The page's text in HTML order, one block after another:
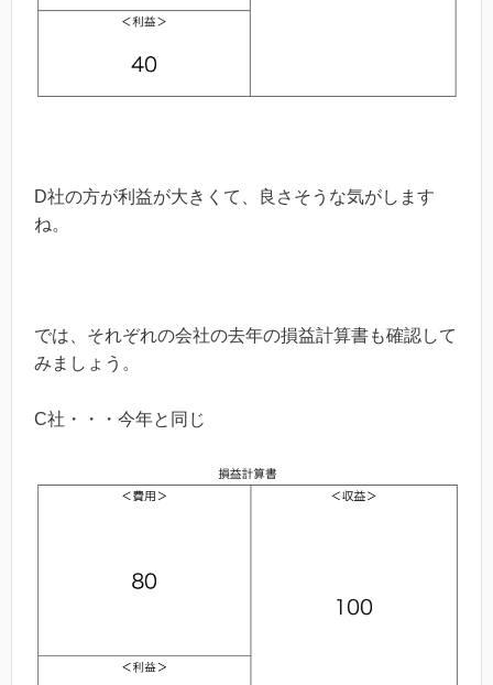
D社の方が利益が大きくて、良さそうな気がします
ね。
では、それぞれの会社の去年の損益計算書も確認して
みましょう。
C社・・・今年と同じ